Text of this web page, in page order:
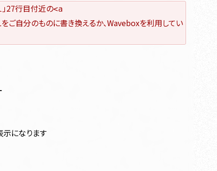
」27行目付近の<a
ご自分のものに書き換えるか、Waveboxを利用してい
示になります